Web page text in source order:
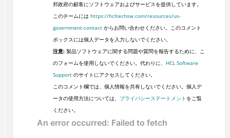
邦政府の顧客にソフトウェアおよびサービスを提供しています。
このチームには https://hcltechsw.com/resources/us-
government-contactからお問い合わせください。このコメント
ボックスには個人データを入力しないでください。
注意:製品ソフトウェアに関する問題や質問を報告するために、こ
のフォームを使用しないでください。代わりに、 HCL Software
Supportのサイトにアクセスしてください。
このコメント欄では、個人情報を共有しないでください。個人デ
ータの使用方法については、 プライバシーステートメント をご覧
ください。